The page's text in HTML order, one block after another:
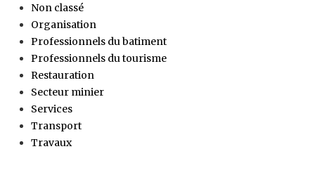
Non classé
Organisation
Professionnels du batiment
Professionnels du tourisme
Restauration
Secteur minier
Services
Transport
Travaux